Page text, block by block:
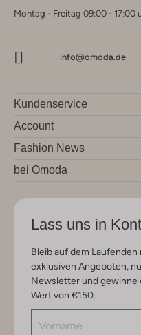
Montag - Freitag 09:00 - 17:00
info@omoda.de
Kundenservice
Account
Fashion News
bei Omoda
Lass uns in
Bleib auf dem
exklusiven Angeboten,
Newsletter und gewinne
Wert von €150.